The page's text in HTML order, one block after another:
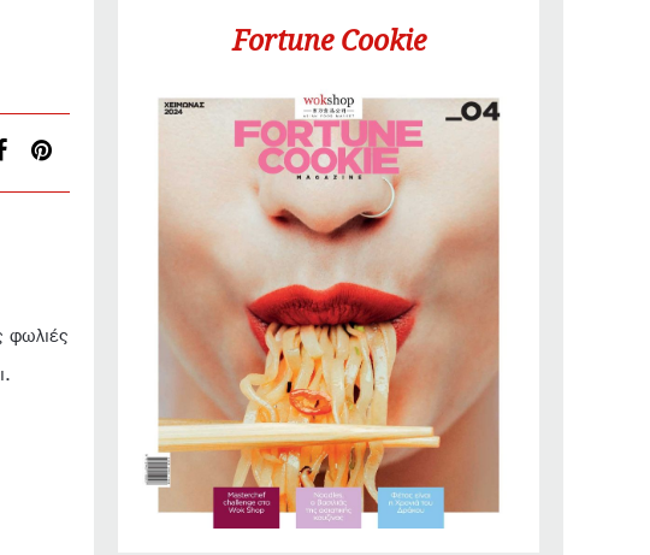
φωλιές
Fortune Cookie